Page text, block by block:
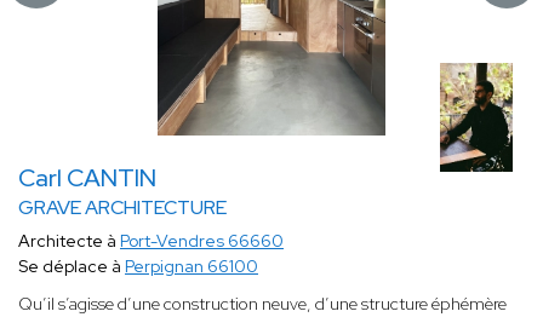
Carl CANTIN
GRAVE ARCHITECTURE
Architecte à Port-Vendres 66660
Se déplace à Perpignan 66100
Qu’il s’agisse d’une construction neuve, d’une structure éphémère